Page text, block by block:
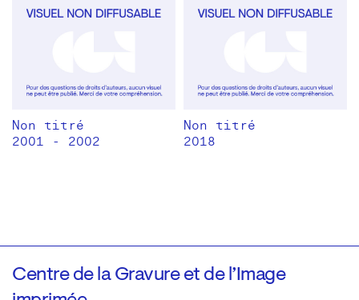
Non titré
2001 - 2002
Non titré
2018
Centre de la Gravure et de l’Image